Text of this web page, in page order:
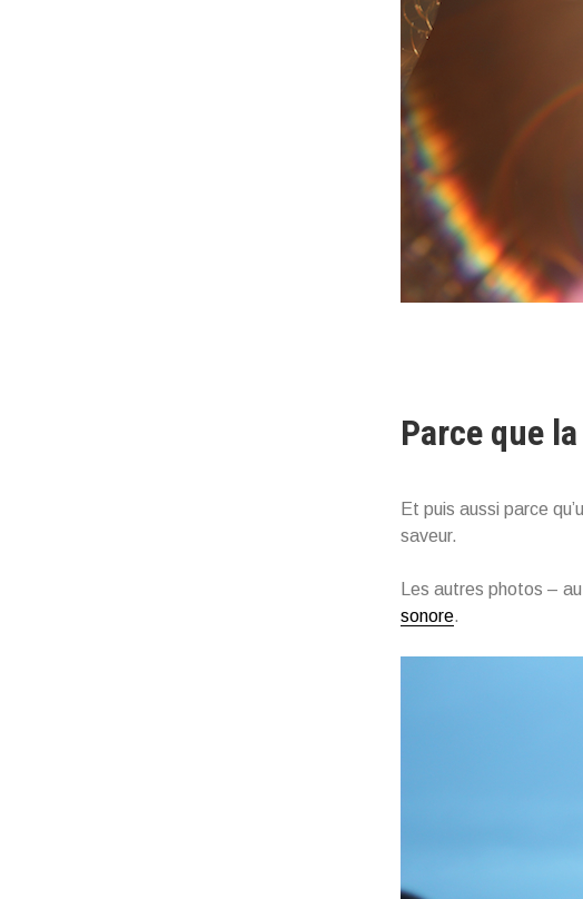
Parce que
Et puis aussi parce
saveur.
Les autres photos –
sonore.